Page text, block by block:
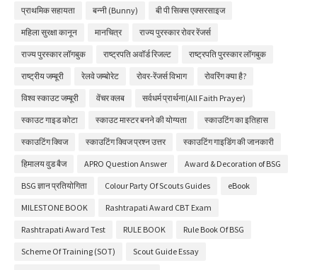
प्राथमिक सहायता बन्नी (Bunny) बी पी सिक्स एक्सरसाइज
महिला सुरक्षा कानून मानचित्र राज्य पुरस्कार रोवर रेंजर्स
राज्य पुरस्कार लॉगबुक राष्ट्रपति अवॉर्ड रिजल्ट राष्ट्रपति पुरस्कार लॉगबुक
राष्ट्रीय जम्बूरी रेलवे जम्बोरेट रोवर-रेंजर्स विभाग रोवरिंग क्या है?
विश्व स्काउट जम्बूरी वेंचर क्लब सर्वधर्म प्रार्थना(All Faith Prayer)
स्काउट गाइड कोटा स्काउट मास्टर बनने की योग्यता स्काउटिंग का इतिहास
स्काउटिंग क्विज स्काउटिंग क्विज प्रश्न उत्तर स्काउटिंग गाइडिंग की जानकारी
हिमालय वुड बैज APRO Question Answer Award & Decoration of BSG
BSG ज्ञान प्रतियोगिता Colour Party Of Scouts Guides eBook
MILESTONE BOOK Rashtrapati Award CBT Exam
Rashtrapati Award Test RULE BOOK Rule Book Of BSG
Scheme Of Training (SOT) Scout Guide Essay